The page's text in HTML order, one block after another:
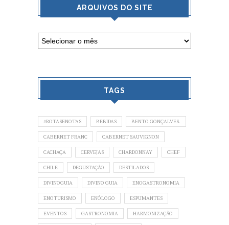
ARQUIVOS DO SITE
TAGS
#ROTASENOTAS BEBIDAS BENTO GONÇALVES.
CABERNET FRANC CABERNET SAUVIGNON
CACHAÇA CERVEJAS CHARDONNAY CHEF
CHILE DEGUSTAÇÃO DESTILADOS
DIVINOGUIA DIVINO GUIA ENOGASTRONOMIA
ENOTURISMO ENÓLOGO ESPUMANTES
EVENTOS GASTRONOMIA HARMONIZAÇÃO